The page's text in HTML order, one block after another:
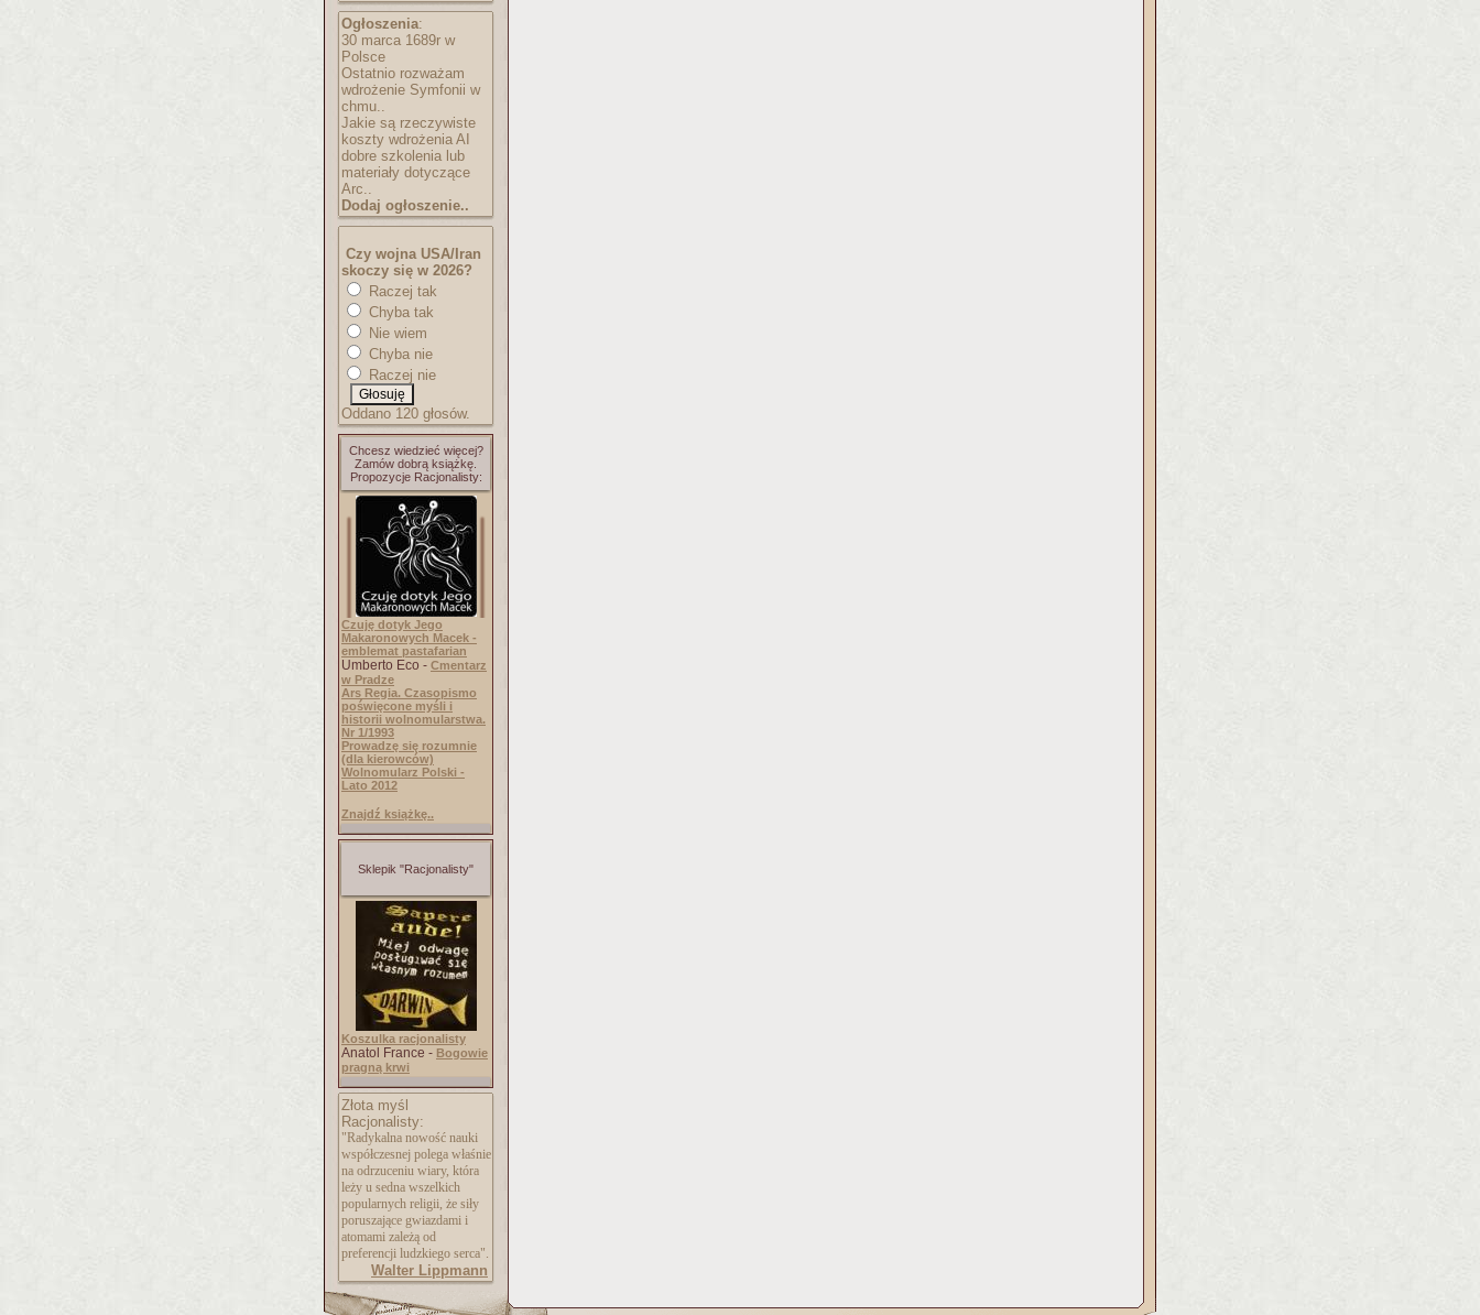
Ogłoszenia:
30 marca 1689r w
Polsce
Ostatnio rozważam
wdrożenie Symfonii w
chmu..
Jakie są rzeczywiste
koszty wdrożenia AI
dobre szkolenia lub
materiały dotyczące
Arc..
Dodaj ogłoszenie..
Czy wojna USA/Iran
skoczy się w 2026?
Raczej tak
Chyba tak
Nie wiem
Chyba nie
Raczej nie
Oddano 120 głosów.
Chcesz wiedzieć więcej?
Zamów dobrą książkę.
Propozycje Racjonalisty:
Czuję dotyk Jego
Makaronowych Macek -
emblemat pastafarian
Umberto Eco - Cmentarz
w Pradze
Ars Regia. Czasopismo
poświęcone myśli i
historii wolnomularstwa.
Nr 1/1993
Prowadzę się rozumnie
(dla kierowców)
Wolnomularz Polski -
Lato 2012
Znajdź książkę..
Sklepik "Racjonalisty"
Koszulka racjonalisty
Anatol France - Bogowie
pragną krwi
Złota myśl
Racjonalisty:
"Radykalna nowość nauki
współczesnej polega właśnie
na odrzuceniu wiary, która
leży u sedna wszelkich
popularnych religii, że siły
poruszające gwiazdami i
atomami zależą od
preferencji ludzkiego serca".
Walter Lippmann